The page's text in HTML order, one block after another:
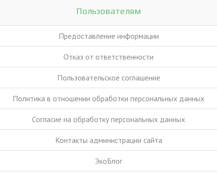
Пользователям
Предоставление информации
Отказ от ответственности
Пользовательское соглашение
Политика в отношении обработки персональных данных
Согласие на обработку персональных данных
Контакты администрации сайта
ЭкоБлог